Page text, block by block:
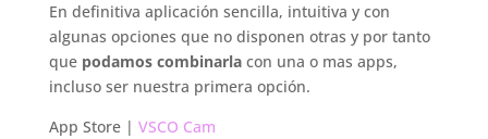
En definitiva aplicación sencilla, intuitiva y con
algunas opciones que no disponen otras y por tanto
que podamos combinarlacon una o mas apps,
incluso ser nuestra primera opción.
App Store | VSCO Cam